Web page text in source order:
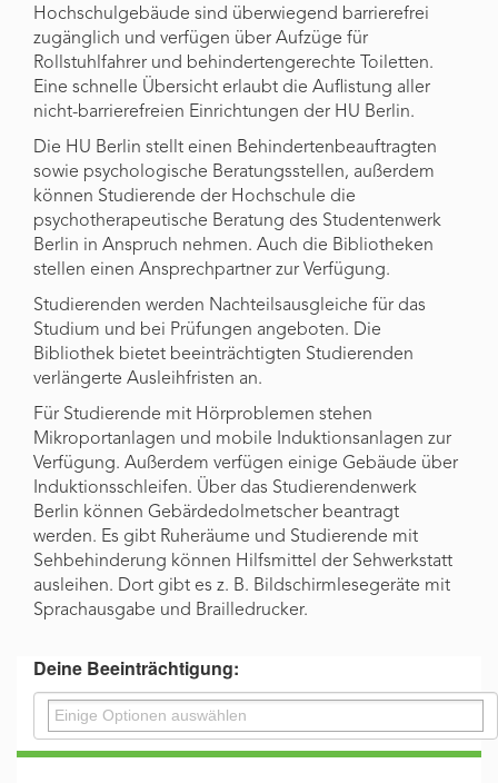
Hochschulgebäude sind überwiegend barrierefrei
zugänglich und verfügen über Aufzüge für
Rollstuhlfahrer und behindertengerechte Toiletten.
Eine schnelle Übersicht erlaubt die Auflistung aller
nicht-barrierefreien Einrichtungen der HU Berlin.
Die HU Berlin stellt einen Behindertenbeauftragten
sowie psychologische Beratungsstellen, außerdem
können Studierende der Hochschule die
psychotherapeutische Beratung des Studentenwerk
Berlin in Anspruch nehmen. Auch die Bibliotheken
stellen einen Ansprechpartner zur Verfügung.
Studierenden werden Nachteilsausgleiche für das
Studium und bei Prüfungen angeboten. Die
Bibliothek bietet beeinträchtigten Studierenden
verlängerte Ausleihfristen an.
Für Studierende mit Hörproblemen stehen
Mikroportanlagen und mobile Induktionsanlagen zur
Verfügung. Außerdem verfügen einige Gebäude über
Induktionsschleifen. Über das Studierendenwerk
Berlin können Gebärdedolmetscher beantragt
werden. Es gibt Ruheräume und Studierende mit
Sehbehinderung können Hilfsmittel der Sehwerkstatt
ausleihen. Dort gibt es z. B. Bildschirmlesegeräte mit
Sprachausgabe und Brailledrucker.
Deine Beeinträchtigung: